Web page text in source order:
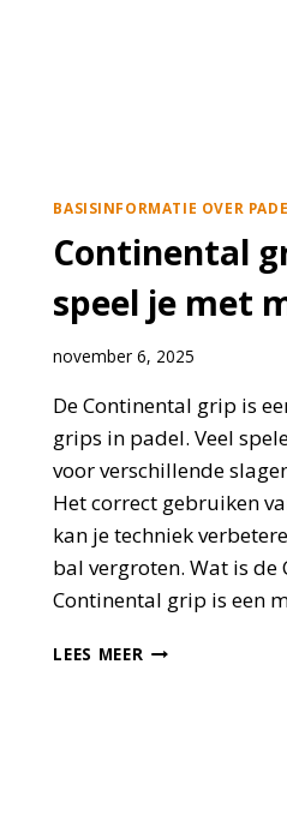
BASISINFORMATIE OVER
Continental
speel je met
november 6, 2025
De Continental grip is
grips in padel. Veel
voor verschillende
Het correct gebruiken
kan je techniek
bal vergroten. Wat is
Continental grip is een
LEES MEER CONTINENTAL